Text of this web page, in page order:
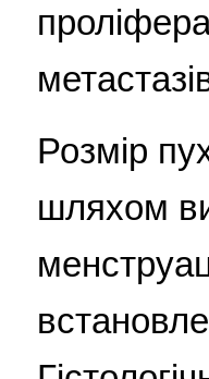
Розмір
шляхом